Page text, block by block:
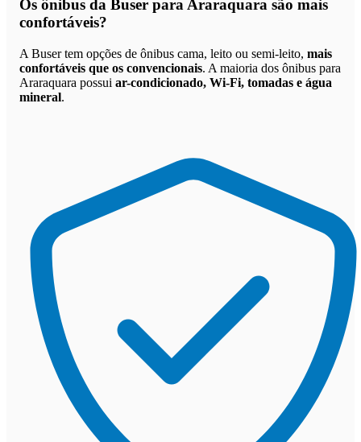
Os ônibus da Buser para Araraquara são mais
confortáveis?
A Buser tem opções de ônibus cama, leito ou semi-leito, mais
confortáveis que os convencionais. A maioria dos ônibus para
Araraquara possui ar-condicionado, Wi-Fi, tomadas e água
mineral.